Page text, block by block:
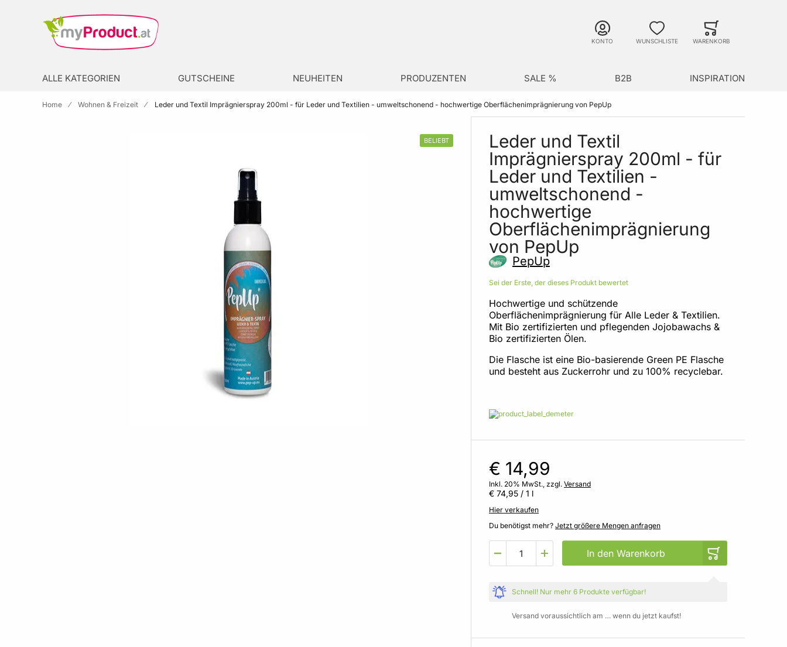
KONTO WUNSCHLISTE WARENKORB
ALLE KATEGORIEN GUTSCHEINE NEUHEITEN PRODUZENTEN SALE % B2B INSPIRATION
Home Wohnen & Freizeit Leder und Textil Imprägnierspray 200ml - für Leder und Textilien - umweltschonend - hochwertige Oberflächenimprägnierung von PepUp
BELIEBT
Leder und Textil
Imprägnierspray 200ml - für
Leder und Textilien -
umweltschonend -
hochwertige
Oberflächenimprägnierung
von PepUp
PepUp
Sei der Erste, der dieses Produkt bewertet
Hochwertige und schützende
Oberflächenimprägnierung für Alle Leder & Textilien.
Mit Bio zertifizierten und pflegenden Jojobawachs &
Bio zertifizierten Ölen.
Die Flasche ist eine Bio-basierende Green PE Flasche
und besteht aus Zuckerrohr und zu 100% recyclebar.
€ 14,99
Inkl. 20% MwSt., zzgl. Versand
€ 74,95 / 1 l
Hier verkaufen
Du benötigst mehr? Jetzt größere Mengen anfragen
In den Warenkorb
Schnell! Nur mehr 6 Produkte verfügbar!
Versand voraussichtlich am … wenn du jetzt kaufst!